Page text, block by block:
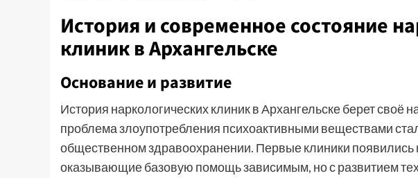
История и современное состояние
клиник в Архангельске
Основание и развитие
История наркологических клиник в Архангельске берет своё
проблема злоупотребления психоактивными веществами
общественном здравоохранении. Первые клиники
оказывающие базовую помощь зависимым, но с развитием